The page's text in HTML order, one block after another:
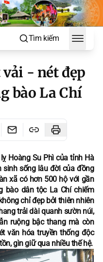
Tìm kiếm
Toggle
- nét đẹp
bào La Chí
Hoàng Su Phì của tỉnh Hà
sinh sống lâu đời của đồng
xã có hơn 500 hộ với gần
bào dân tộc La Chí chiếm
chỉ đẹp bởi thiên nhiên
trải dài quanh sườn núi,
ruộng bậc thang mà còn
văn hóa truyền thống độc
gìn giữ qua nhiều thế hệ.